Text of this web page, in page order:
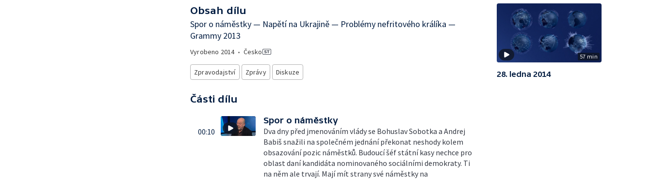
Obsah dílu
Spor o náměstky — Napětí na Ukrajině — Problémy nefritového králíka —
Grammy 2013
Vyrobeno 2014• Česko
Zpravodajství Zprávy Diskuze
Části dílu
00:10
Spor o náměstky
Dva dny před jmenováním vlády se Bohuslav Sobotka a Andrej
Babiš snažili na společném jednání překonat neshody kolem
obsazování pozic náměstků. Budoucí šéf státní kasy nechce pro
oblast daní kandidáta nominovaného sociálními demokraty. Ti
na něm ale trvají. Mají mít strany své náměstky na
57 min
28. ledna 2014